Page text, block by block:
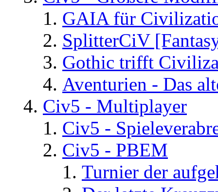
GAIA für
SplitterCiV
Gothic trifft
Aventurien - Das
Civ5 - Multiplayer
Civ5 -
Civ5 - PBEM
Turnier der